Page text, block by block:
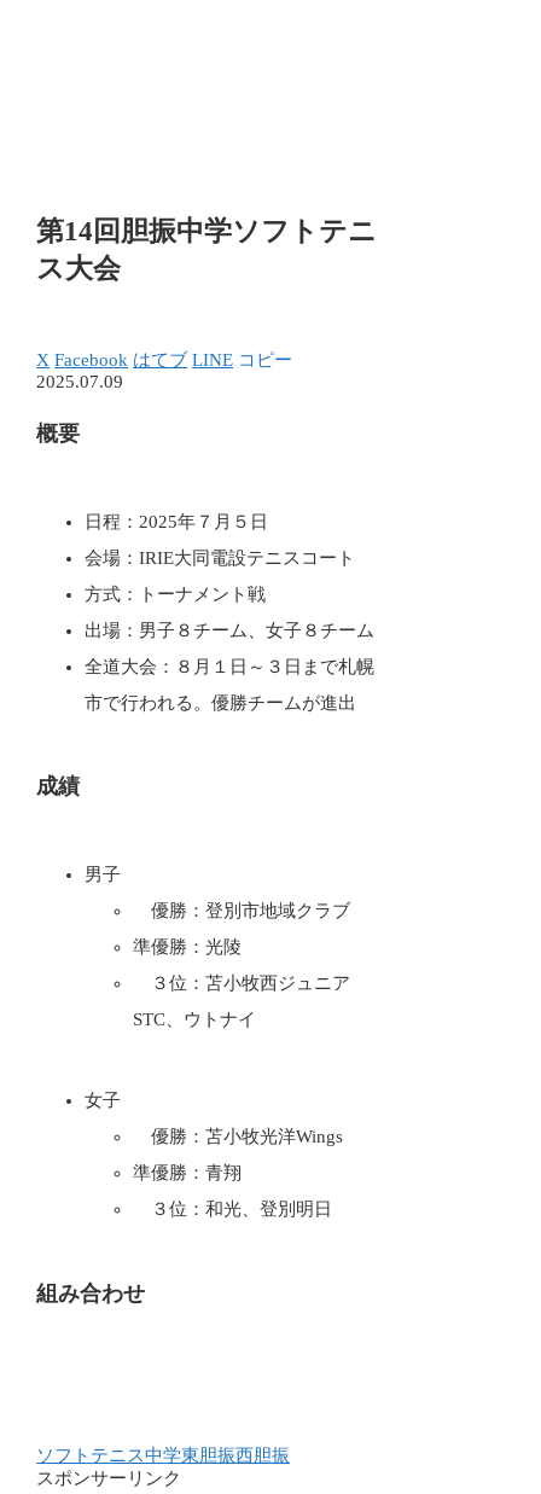
第14回胆振中学ソフトテニ
ス大会
X Facebook はてブ LINE コピー
2025.07.09
概要
日程：2025年７月５日
会場：IRIE大同電設テニスコート
方式：トーナメント戦
出場：男子８チーム、女子８チーム
全道大会：８月１日～３日まで札幌
市で行われる。優勝チームが進出
成績
男子
優勝：登別市地域クラブ
準優勝：光陵
３位：苫小牧西ジュニア
STC、ウトナイ
女子
優勝：苫小牧光洋Wings
準優勝：青翔
３位：和光、登別明日
組み合わせ
ソフトテニス中学東胆振西胆振
スポンサーリンク